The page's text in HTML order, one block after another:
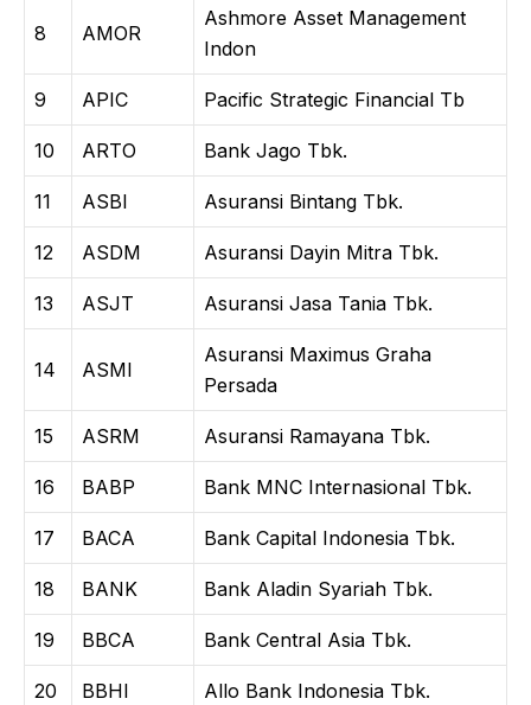
8 AMOR
Ashmore Asset Management
Indon
9 APIC Pacific Strategic Financial Tb
10 ARTO Bank Jago Tbk.
11 ASBI Asuransi Bintang Tbk.
12 ASDM Asuransi Dayin Mitra Tbk.
13 ASJT Asuransi Jasa Tania Tbk.
14 ASMI
Asuransi Maximus Graha
Persada
15 ASRM Asuransi Ramayana Tbk.
16 BABP Bank MNC Internasional Tbk.
17 BACA Bank Capital Indonesia Tbk.
18 BANK Bank Aladin Syariah Tbk.
19 BBCA Bank Central Asia Tbk.
20 BBHI Allo Bank Indonesia Tbk.